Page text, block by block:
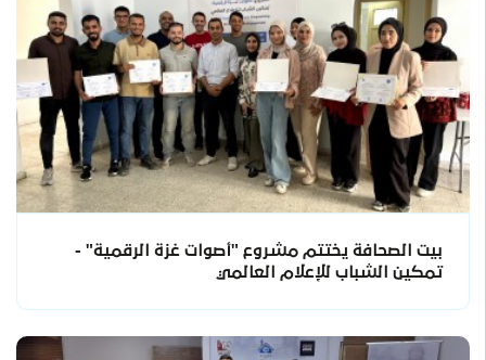
بيت الصحافة يختتم مشروع "أصوات غزة الرقمية" -
تمكين الشباب للإعلام العالمي